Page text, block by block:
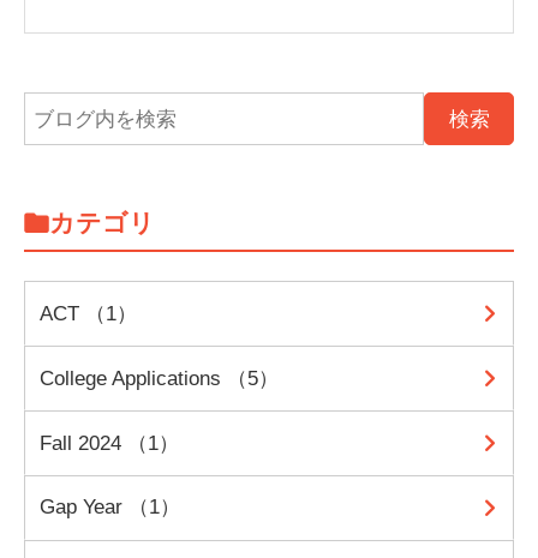
カテゴリ
ACT （1）
College Applications （5）
Fall 2024 （1）
Gap Year （1）